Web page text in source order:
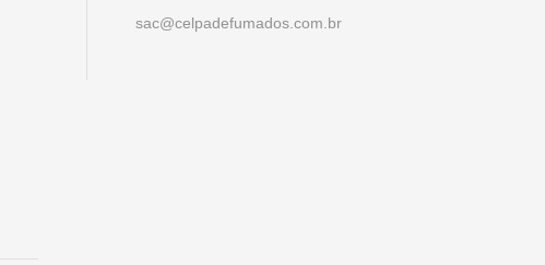
sac@celpadefumados.com.br